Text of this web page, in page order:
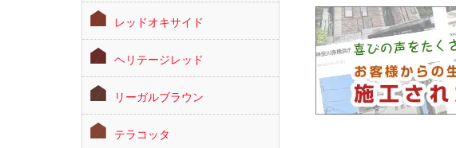
レッドオキサイド
ヘリテージレッド
リーガルブラウン
テラコッタ